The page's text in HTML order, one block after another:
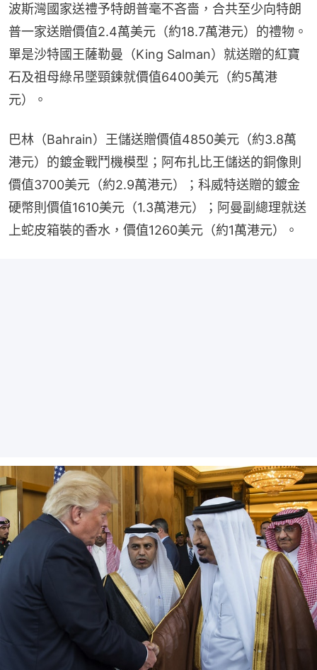
波斯灣國家送禮予特朗普毫不吝嗇，合共至少向特朗
普一家送贈價值2.4萬美元（約18.7萬港元）的禮物。
單是沙特國王薩勒曼（King Salman）就送贈的紅寶
石及祖母綠吊墜頸鍊就價值6400美元（約5萬港
元）。
巴林（Bahrain）王儲送贈價值4850美元（約3.8萬
港元）的鍍金戰鬥機模型；阿布扎比王儲送的銅像則
價值3700美元（約2.9萬港元）；科威特送贈的鍍金
硬幣則價值1610美元（1.3萬港元）；阿曼副總理就送
上蛇皮箱裝的香水，價值1260美元（約1萬港元）。